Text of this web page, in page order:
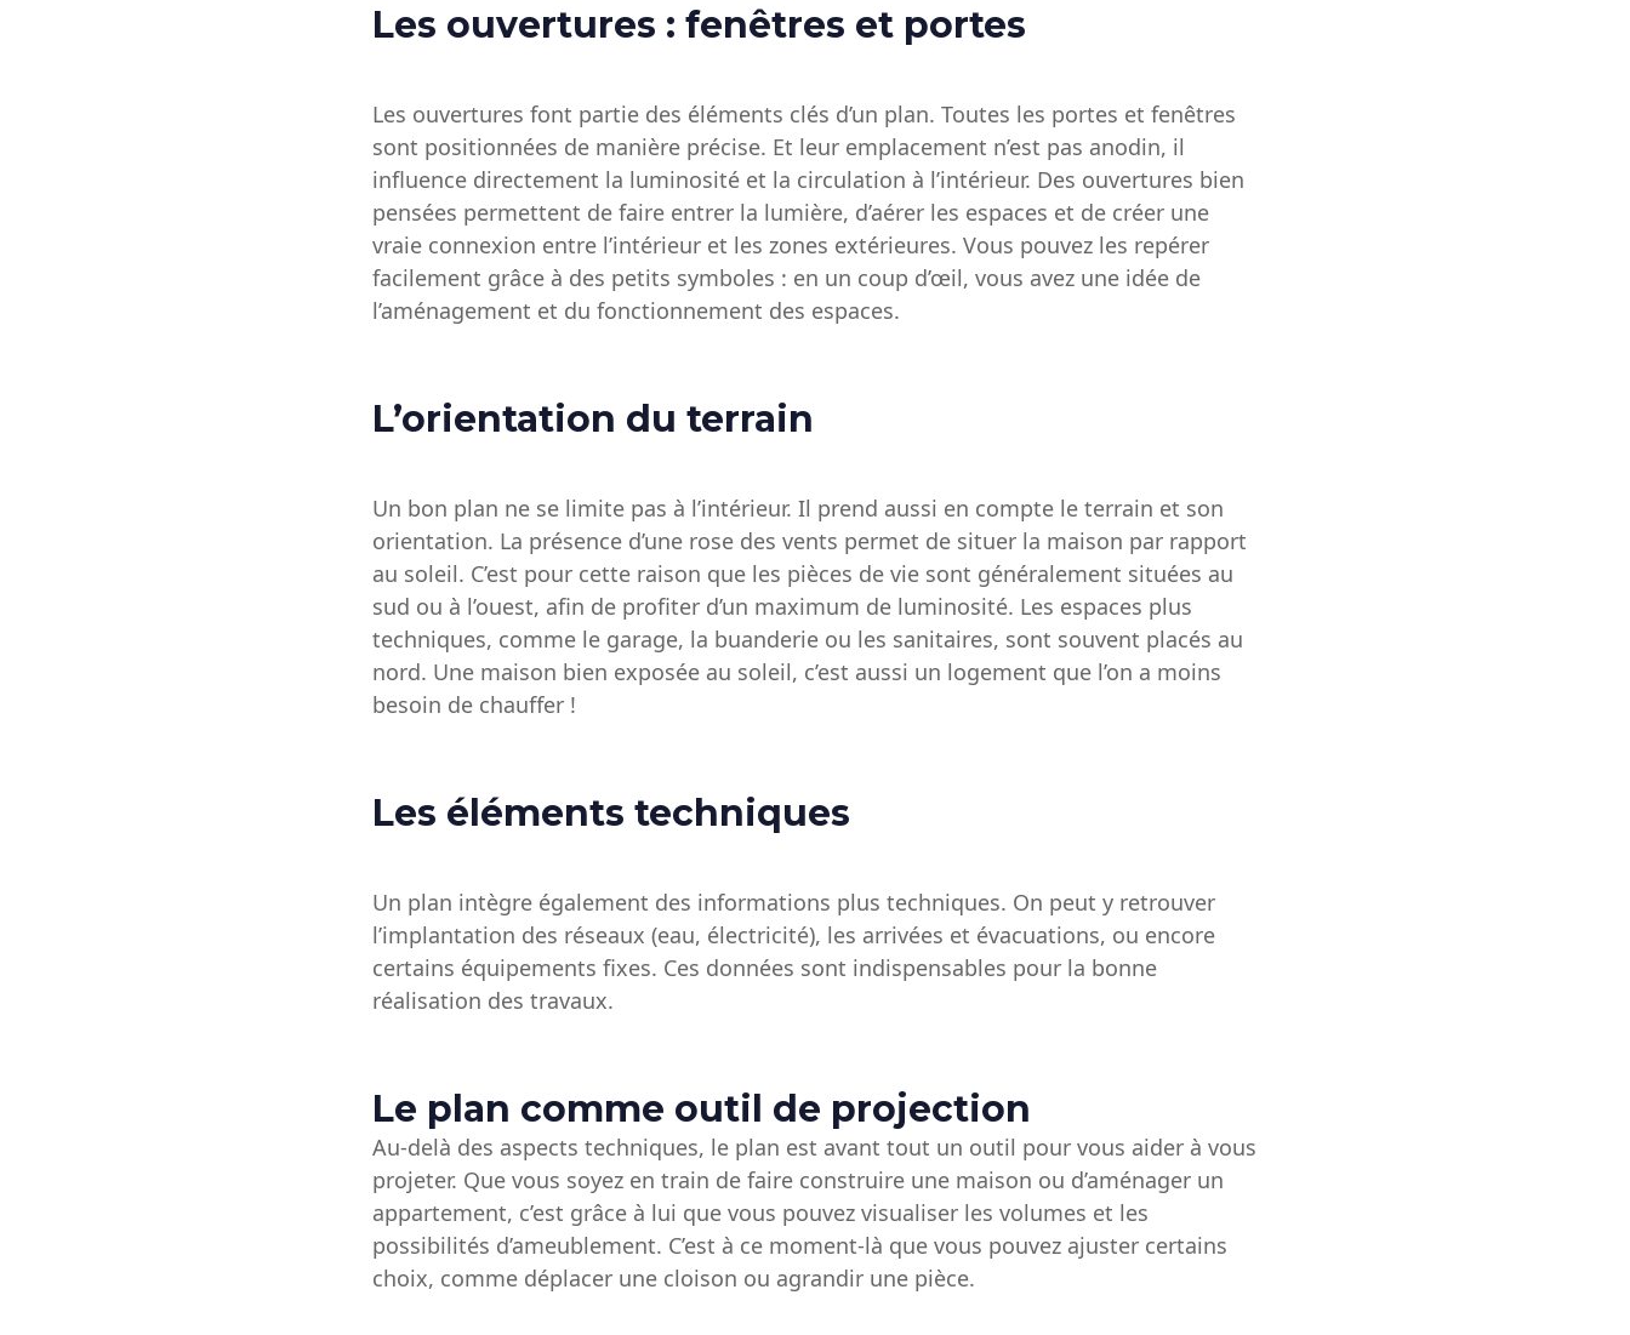
Les ouvertures : fenêtres et portes
Les ouvertures font partie des éléments clés d’un plan. Toutes les portes et fenêtres
sont positionnées de manière précise. Et leur emplacement n’est pas anodin, il
influence directement la luminosité et la circulation à l’intérieur. Des ouvertures bien
pensées permettent de faire entrer la lumière, d’aérer les espaces et de créer une
vraie connexion entre l’intérieur et les zones extérieures. Vous pouvez les repérer
facilement grâce à des petits symboles : en un coup d’œil, vous avez une idée de
l’aménagement et du fonctionnement des espaces.
L’orientation du terrain
Un bon plan ne se limite pas à l’intérieur. Il prend aussi en compte le terrain et son
orientation. La présence d’une rose des vents permet de situer la maison par rapport
au soleil. C’est pour cette raison que les pièces de vie sont généralement situées au
sud ou à l’ouest, afin de profiter d’un maximum de luminosité. Les espaces plus
techniques, comme le garage, la buanderie ou les sanitaires, sont souvent placés au
nord. Une maison bien exposée au soleil, c’est aussi un logement que l’on a moins
besoin de chauffer !
Les éléments techniques
Un plan intègre également des informations plus techniques. On peut y retrouver
l’implantation des réseaux (eau, électricité), les arrivées et évacuations, ou encore
certains équipements fixes. Ces données sont indispensables pour la bonne
réalisation des travaux.
Le plan comme outil de projection
Au-delà des aspects techniques, le plan est avant tout un outil pour vous aider à vous
projeter. Que vous soyez en train de faire construire une maison ou d’aménager un
appartement, c’est grâce à lui que vous pouvez visualiser les volumes et les
possibilités d’ameublement. C’est à ce moment-là que vous pouvez ajuster certains
choix, comme déplacer une cloison ou agrandir une pièce.